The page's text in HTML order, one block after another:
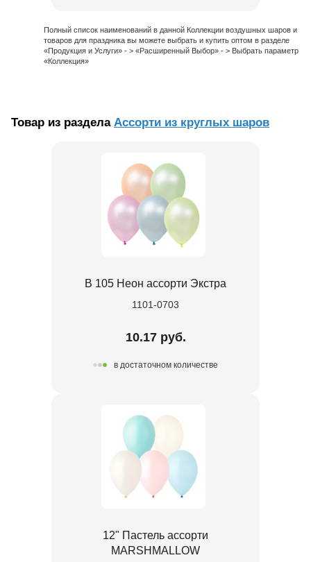
Полный список наименований в данной Коллекции воздушных шаров и
товаров для праздника вы можете выбрать и купить оптом в разделе
«Продукция и Услуги» - > «Расширенный Выбор» - > Выбрать параметр
«Коллекция»
Товар из раздела Ассорти из круглых шаров
В 105 Неон ассорти Экстра
1101-0703
10.17 руб.
в достаточном количестве
12" Пастель ассорти
MARSHMALLOW